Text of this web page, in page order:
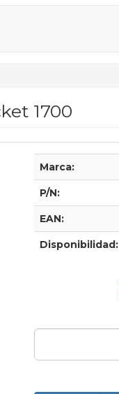
1700
Marca:
P/N:
EAN:
Disponibilidad: